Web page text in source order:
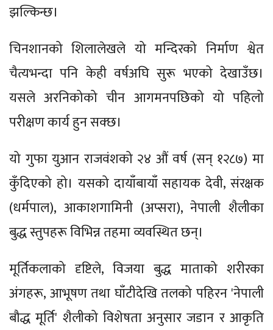
झल्किन्छ।
चिनशानको शिलालेखले यो मन्दिरको निर्माण श्वेत
चैत्यभन्दा पनि केही वर्षअघि सुरू भएको देखाउँछ।
यसले अरनिकोको चीन आगमनपछिको यो पहिलो
परीक्षण कार्य हुन सक्छ।
यो गुफा युआन राजवंशको २४ औं वर्ष (सन् १२८७) मा
कुँदिएको हो। यसको दायाँबायाँ सहायक देवी, संरक्षक
(धर्मपाल), आकाशगामिनी (अप्सरा), नेपाली शैलीका
बुद्ध स्तुपहरू विभिन्न तहमा व्यवस्थित छन्।
मूर्तिकलाको दृष्टिले, विजया बुद्ध माताको शरीरका
अंगहरू, आभूषण तथा घाँटीदेखि तलको पहिरन 'नेपाली
बौद्ध मूर्ति' शैलीको विशेषता अनुसार जडान र आकृति